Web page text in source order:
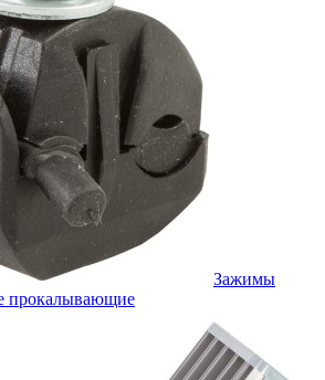
Зажимы
прокалывающие